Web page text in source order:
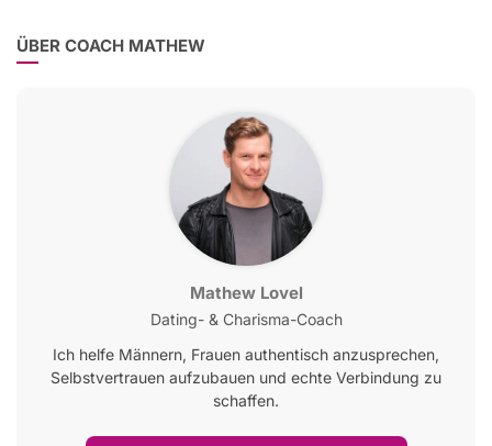
ÜBER COACH MATHEW
Mathew Lovel
Dating- & Charisma-Coach
Ich helfe Männern, Frauen authentisch anzusprechen,
Selbstvertrauen aufzubauen und echte Verbindung zu
schaffen.